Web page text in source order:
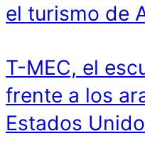
el turismo de
T-MEC, el
frente a los
Estados